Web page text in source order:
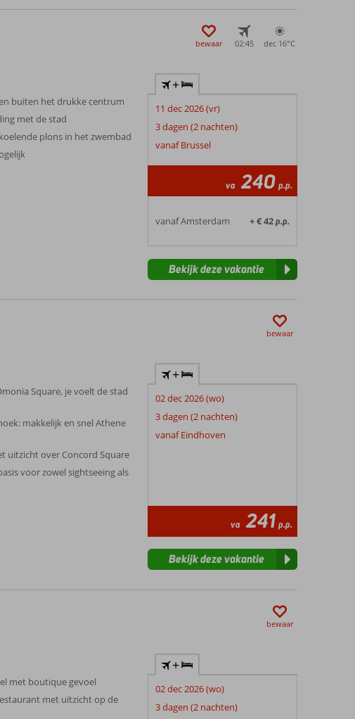
bewaar 02:45 dec 16°C
buiten het drukke centrum
met de stad
plons in het zwembad
+
11 dec 2026 (vr)
3 dagen (2 nachten)
vanaf Brussel
va 240 p.p.
vanaf Amsterdam + € 42p.p.
Bekijk deze vakantie
bewaar
Square, je voelt de stad
makkelijk en snel Athene
uitzicht over Concord Square
voor zowel sightseeing als
+
02 dec 2026 (wo)
3 dagen (2 nachten)
vanaf Eindhoven
va 241 p.p.
Bekijk deze vakantie
bewaar
met boutique gevoel
met uitzicht op de
+
02 dec 2026 (wo)
3 dagen (2 nachten)